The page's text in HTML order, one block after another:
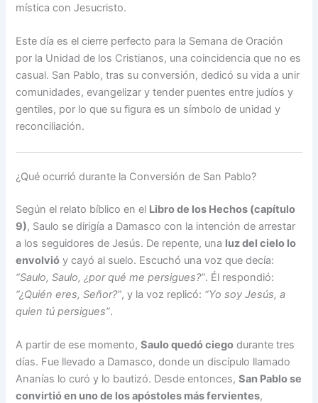
mística con Jesucristo.
Este día es el cierre perfecto para la Semana de Oración
por la Unidad de los Cristianos, una coincidencia que no es
casual. San Pablo, tras su conversión, dedicó su vida a unir
comunidades, evangelizar y tender puentes entre judíos y
gentiles, por lo que su figura es un símbolo de unidad y
reconciliación.
¿Qué ocurrió durante la Conversión de San Pablo?
Según el relato bíblico en el Libro de los Hechos (capítulo
9), Saulo se dirigía a Damasco con la intención de arrestar
a los seguidores de Jesús. De repente, una luz del cielo lo
envolvió y cayó al suelo. Escuchó una voz que decía:
“Saulo, Saulo, ¿por qué me persigues?”. Él respondió:
“¿Quién eres, Señor?”, y la voz replicó: “Yo soy Jesús, a
quien tú persigues”.
A partir de ese momento,Saulo quedó ciego durante tres
días. Fue llevado a Damasco, donde un discípulo llamado
Ananías lo curó y lo bautizó. Desde entonces,San Pablo se
convirtió en uno de los apóstoles más fervientes,